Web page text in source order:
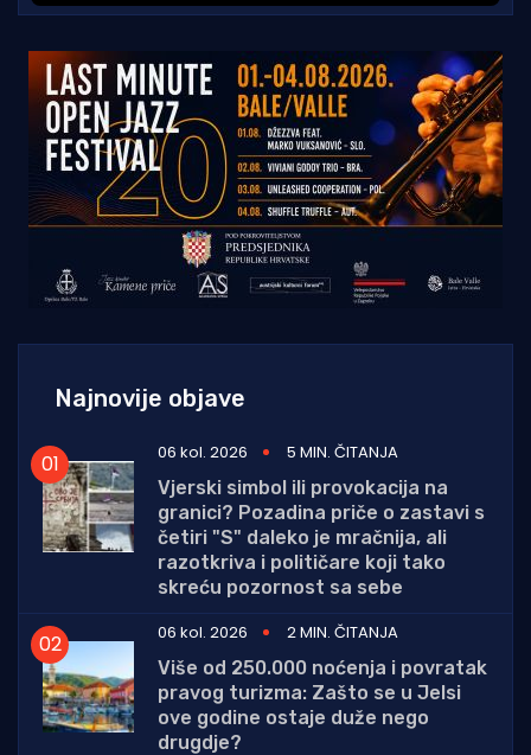
Najnovije objave
06 kol. 2026
5 MIN. ČITANJA
Vjerski simbol ili provokacija na
granici? Pozadina priče o zastavi s
četiri "S" daleko je mračnija, ali
razotkriva i političare koji tako
skreću pozornost sa sebe
06 kol. 2026
2 MIN. ČITANJA
Više od 250.000 noćenja i povratak
pravog turizma: Zašto se u Jelsi
ove godine ostaje duže nego
drugdje?